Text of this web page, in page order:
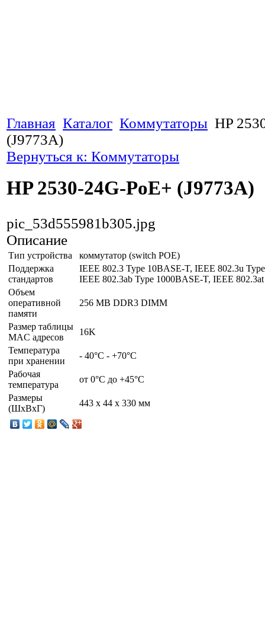
Главная Каталог Коммутаторы HP
(J9773A)
Вернуться к: Коммутаторы
HP 2530-24G-PoE+ (J9773A)
pic_53d555981b305.jpg
Описание
Тип устройства
коммутатор (switch POE)
Поддержка
стандартов
IEEE 802.3 Type 10BASE-T, IEEE 802.3u
IEEE 802.3ab Type 1000BASE-T, IEEE
Объем
оперативной
памяти
256 MB DDR3 DIMM
Размер таблицы
MAC адресов
16K
Температура
при хранении
- 40°C - +70°C
Рабочая
температура
от 0°C до +45°C
Размеры
(ШxВxГ)
443 x 44 x 330 мм